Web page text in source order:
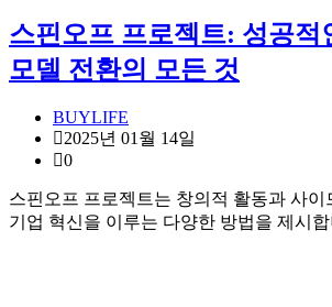
스핀오프 프로젝트: 성공적
모델 전환의 모든 것
BUYLIFE
2025년 01월 14일
0
스핀오프 프로젝트는 창의적 활동과 사이
기업 혁신을 이루는 다양한 방법을 제시